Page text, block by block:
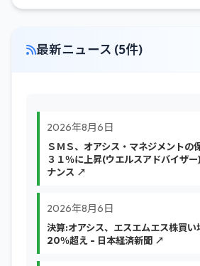
最新ニュース (5件)
2026年8月6日
ＳＭＳ、オアシス・マネジメントの
３１％に上昇(ウエルスアドバイザ
ナンス ↗
2026年8月6日
決算:オアシス、エスエムエス株買い
20％超え - 日本経済新聞 ↗